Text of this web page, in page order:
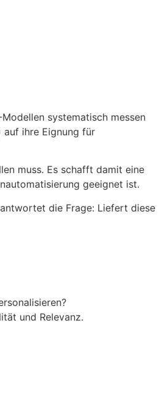
systematisch messen
auf ihre Eignung für
muss. Es schafft damit eine
geeignet ist.
die Frage: Liefert diese
und Relevanz.